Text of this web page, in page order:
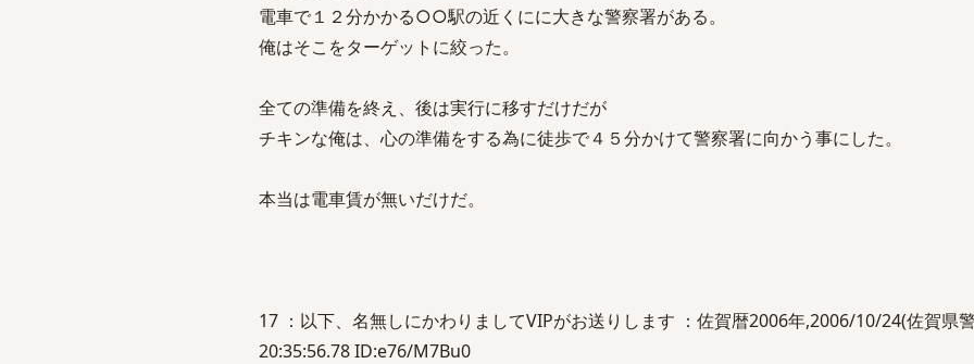
電車で１２分かかる○○駅の近くにに大きな警察署がある。
俺はそこをターゲットに絞った。
全ての準備を終え、後は実行に移すだけだが
チキンな俺は、心の準備をする為に徒歩で４５分かけて警察署に向かう事にした。
本当は電車賃が無いだけだ。
17 ：以下、名無しにかわりましてVIPがお送りします ：佐賀暦2006年,2006/10/24(佐賀県
20:35:56.78 ID:e76/M7Bu0